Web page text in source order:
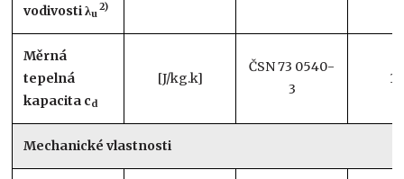
vodivosti λu
2)
Měrná
tepelná
kapacita cd
[J/kg.k]
ČSN 73 0540-
3
Mechanické vlastnosti